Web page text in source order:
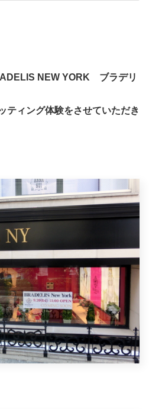
NEW YORK ブラデリ
ティング体験をさせていただき